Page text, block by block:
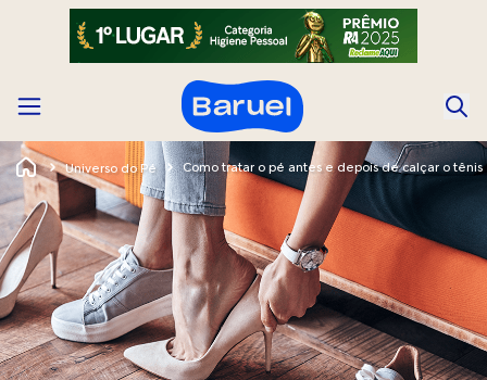
Universo do Pé Como tratar o pé antes e depois de calçar o tênis